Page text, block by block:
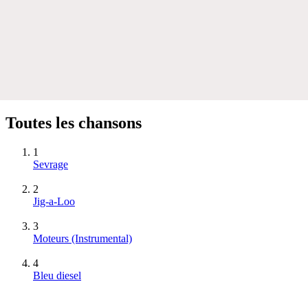
Toutes les chansons
1
Sevrage
2
Jig-a-Loo
3
Moteurs (Instrumental)
4
Bleu diesel